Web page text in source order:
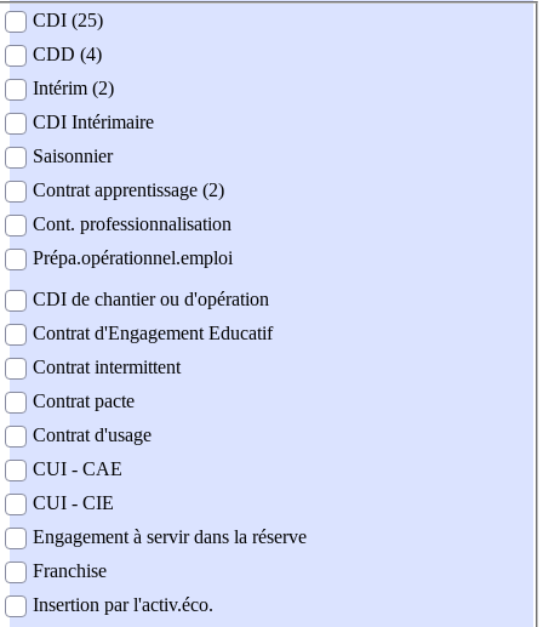
contrat
CDI (25)
CDD (4)
Intérim (2)
CDI Intérimaire
Saisonnier
Contrat apprentissage (2)
Cont. professionnalisation
Prépa.opérationnel.emploi
CDI de chantier ou d'opération
Contrat d'Engagement Educatif
Contrat intermittent
Contrat pacte
Contrat d'usage
CUI - CAE
CUI - CIE
Engagement à servir dans la réserve
Franchise
Insertion par l'activ.éco.